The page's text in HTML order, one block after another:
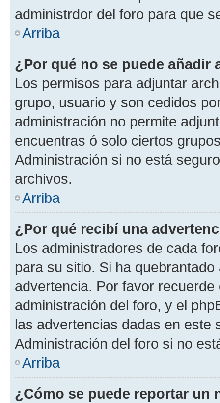
administrdor del foro para que
Arriba
¿Por qué no se puede añadir
Los permisos para adjuntar
grupo, usuario y son cedidos
administración no permite
encuentras ó solo ciertos
Administración si no está
archivos.
Arriba
¿Por qué recibí una
Los administradores de cada
para su sitio. Si ha
advertencia. Por favor
administración del foro, y el
las advertencias dadas en este
Administración del foro si no
Arriba
¿Cómo se puede reportar un